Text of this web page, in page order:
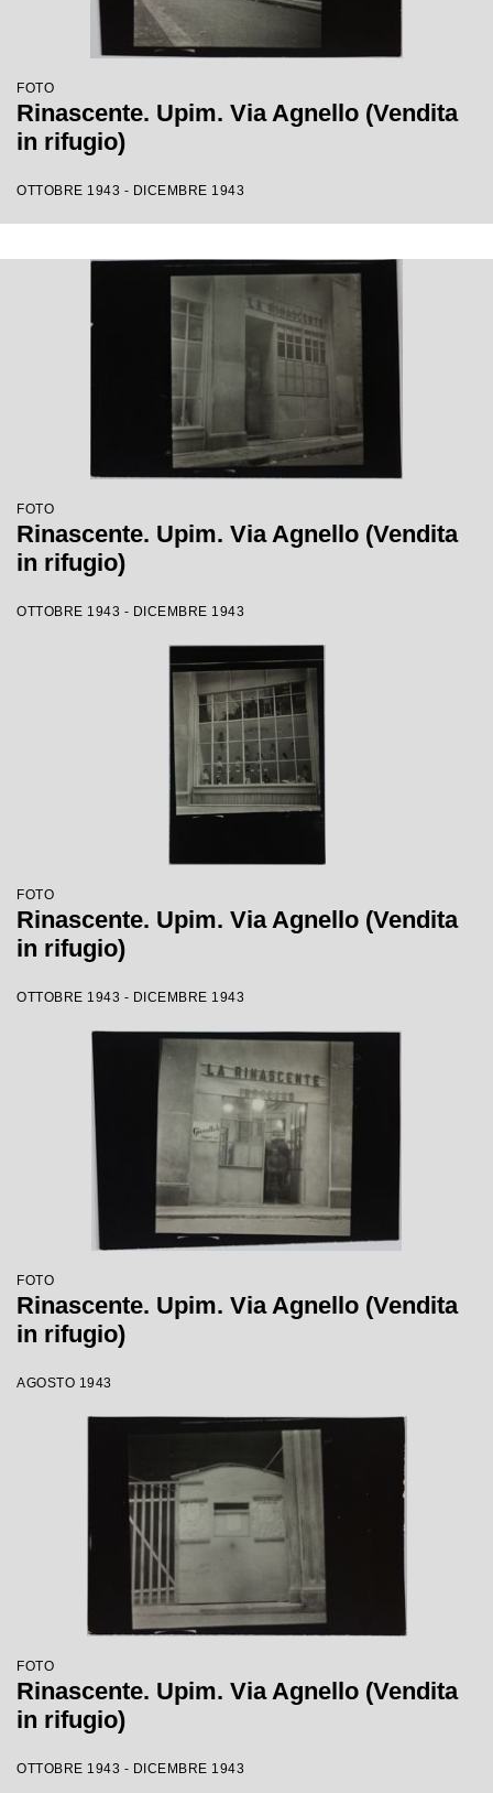
FOTO
Rinascente. Upim. Via Agnello (Vendita
in rifugio)
OTTOBRE 1943 - DICEMBRE 1943
FOTO
Rinascente. Upim. Via Agnello (Vendita
in rifugio)
OTTOBRE 1943 - DICEMBRE 1943
FOTO
Rinascente. Upim. Via Agnello (Vendita
in rifugio)
OTTOBRE 1943 - DICEMBRE 1943
FOTO
Rinascente. Upim. Via Agnello (Vendita
in rifugio)
AGOSTO 1943
FOTO
Rinascente. Upim. Via Agnello (Vendita
in rifugio)
OTTOBRE 1943 - DICEMBRE 1943